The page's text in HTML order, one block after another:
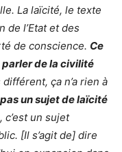
La laïcité, le texte
de l’Etat et des
de conscience. Ce
parler de la civilité
différent, ça n’a rien à
un sujet de laïcité
c’est un sujet
[Il s’agit de] dire